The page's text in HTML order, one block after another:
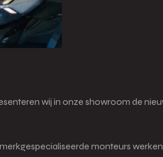
wij in onze showroom de
monteurs